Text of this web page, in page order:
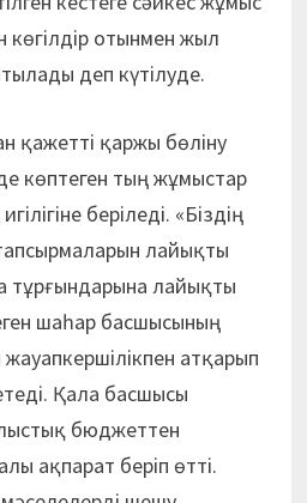
көгілдір отынмен жыл
деп күтілуде.
қажетті қаржы бөліну
көптеген тың жұмыс­тар
беріледі. «Біздің
лайықты
тұрғындарына лайықты
шаһар басшысының
атқарып
Қала басшысы
бюджеттен
ақпарат беріп өтті.